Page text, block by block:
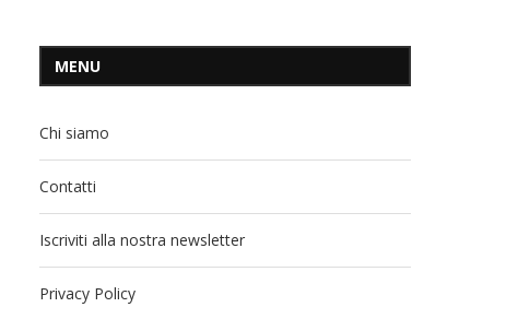
MENU
Chi siamo
Contatti
Iscriviti alla nostra newsletter
Privacy Policy